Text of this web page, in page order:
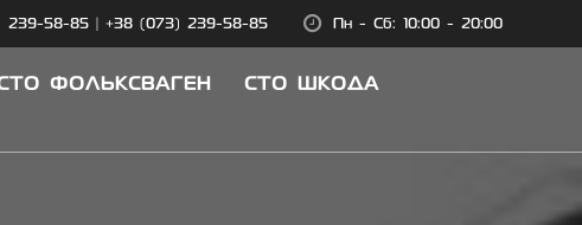
239-58-85| +38 (073) 239-58-85 Пн - Сб: 10:00 - 20:00
ФОЛЬКСВАГЕН
СТО ШКОДА